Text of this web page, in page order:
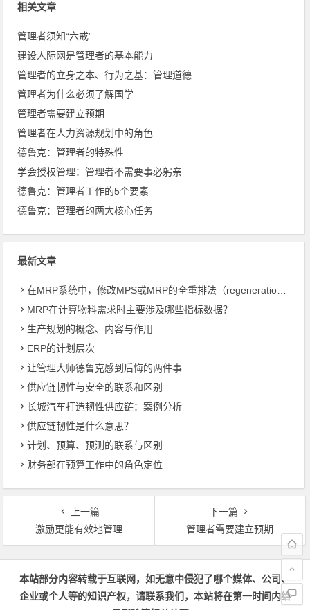
相关文章
管理者须知“六戒”
建设人际网是管理者的基本能力
管理者的立身之本、行为之基：管理道德
管理者为什么必须了解国学
管理者需要建立预期
管理者在人力资源规划中的角色
德鲁克：管理者的特殊性
学会授权管理：管理者不需要事必躬亲
德鲁克：管理者工作的5个要素
德鲁克：管理者的两大核心任务
最新文章
在MRP系统中，修改MPS或MRP的全重排法（regeneration）和净改变法？
MRP在计算物料需求时主要涉及哪些指标数据？
生产规划的概念、内容与作用
ERP的计划层次
让管理大师德鲁克感到后悔的两件事
供应链韧性与安全的联系和区别
长城汽车打造韧性供应链：案例分析
供应链韧性是什么意思？
计划、预算、预测的联系与区别
财务部在预算工作中的角色定位
上一篇
激励更能有效地管理
下一篇
管理者需要建立预期
文章导航
本站部分内容转载于互联网，如无意中侵犯了哪个媒体、公司、
企业或个人等的知识产权，请联系我们，本站将在第一时间内给